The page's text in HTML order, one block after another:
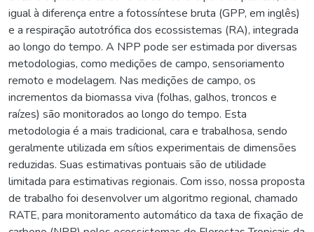
igual à diferença entre a fotossíntese bruta (GPP, em inglês)
e a respiração autotrófica dos ecossistemas (RA), integrada
ao longo do tempo. A NPP pode ser estimada por diversas
metodologias, como medições de campo, sensoriamento
remoto e modelagem. Nas medições de campo, os
incrementos da biomassa viva (folhas, galhos, troncos e
raízes) são monitorados ao longo do tempo. Esta
metodologia é a mais tradicional, cara e trabalhosa, sendo
geralmente utilizada em sítios experimentais de dimensões
reduzidas. Suas estimativas pontuais são de utilidade
limitada para estimativas regionais. Com isso, nossa proposta
de trabalho foi desenvolver um algoritmo regional, chamado
RATE, para monitoramento automático da taxa de fixação de